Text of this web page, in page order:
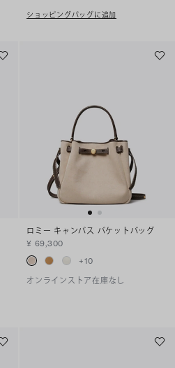
ショッピングバッグに追加
ロミー キャンバス バケットバッグ
¥ 69,300
+10
オンラインストア在庫なし